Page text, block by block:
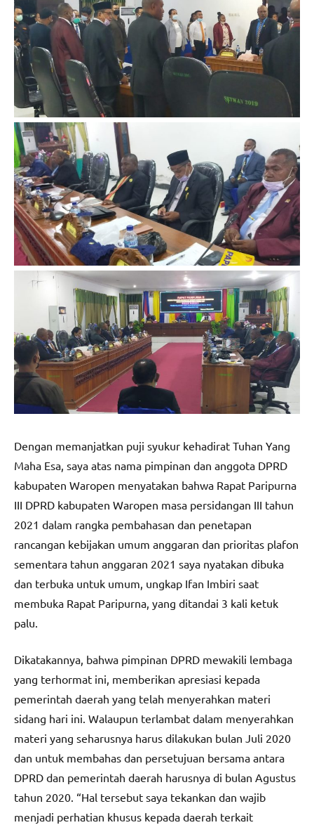
Dengan memanjatkan puji syukur kehadirat Tuhan Yang
Maha Esa, saya atas nama pimpinan dan anggota DPRD
kabupaten Waropen menyatakan bahwa Rapat Paripurna
III DPRD kabupaten Waropen masa persidangan III tahun
2021 dalam rangka pembahasan dan penetapan
rancangan kebijakan umum anggaran dan prioritas plafon
sementara tahun anggaran 2021 saya nyatakan dibuka
dan terbuka untuk umum, ungkap Ifan Imbiri saat
membuka Rapat Paripurna, yang ditandai 3 kali ketuk
palu.
Dikatakannya, bahwa pimpinan DPRD mewakili lembaga
yang terhormat ini, memberikan apresiasi kepada
pemerintah daerah yang telah menyerahkan materi
sidang hari ini. Walaupun terlambat dalam menyerahkan
materi yang seharusnya harus dilakukan bulan Juli 2020
dan untuk membahas dan persetujuan bersama antara
DPRD dan pemerintah daerah harusnya di bulan Agustus
tahun 2020. “Hal tersebut saya tekankan dan wajib
menjadi perhatian khusus kepada daerah terkait